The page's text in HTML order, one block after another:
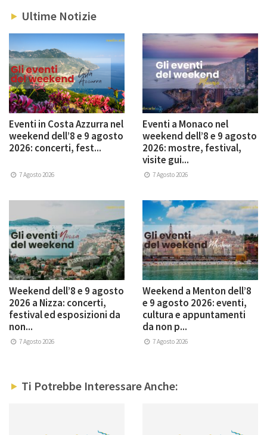
Ultime Notizie
Eventi in Costa Azzurra nel
weekend dell’8 e 9 agosto
2026: concerti, fest...
7 Agosto 2026
Eventi a Monaco nel
weekend dell’8 e 9 agosto
2026: mostre, festival,
visite gui...
7 Agosto 2026
Weekend dell’8 e 9 agosto
2026 a Nizza: concerti,
festival ed esposizioni da
non...
7 Agosto 2026
Weekend a Menton dell’8
e 9 agosto 2026: eventi,
cultura e appuntamenti
da non p...
7 Agosto 2026
Ti Potrebbe Interessare Anche: